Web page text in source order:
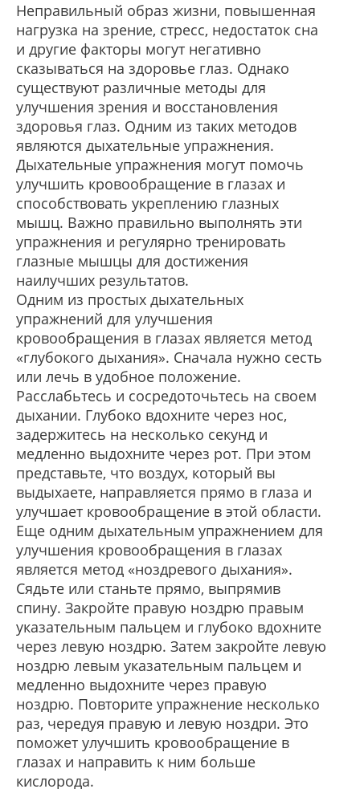
Неправильный образ жизни, повышенная
нагрузка на зрение, стресс, недостаток сна
и другие факторы могут негативно
сказываться на здоровье глаз. Однако
существуют различные методы для
улучшения зрения и восстановления
здоровья глаз. Одним из таких методов
являются дыхательные упражнения.
Дыхательные упражнения могут помочь
улучшить кровообращение в глазах и
способствовать укреплению глазных
мышц. Важно правильно выполнять эти
упражнения и регулярно тренировать
глазные мышцы для достижения
наилучших результатов.
Одним из простых дыхательных
упражнений для улучшения
кровообращения в глазах является метод
«глубокого дыхания». Сначала нужно сесть
или лечь в удобное положение.
Расслабьтесь и сосредоточьтесь на своем
дыхании. Глубоко вдохните через нос,
задержитесь на несколько секунд и
медленно выдохните через рот. При этом
представьте, что воздух, который вы
выдыхаете, направляется прямо в глаза и
улучшает кровообращение в этой области.
Еще одним дыхательным упражнением для
улучшения кровообращения в глазах
является метод «ноздревого дыхания».
Сядьте или станьте прямо, выпрямив
спину. Закройте правую ноздрю правым
указательным пальцем и глубоко вдохните
через левую ноздрю. Затем закройте левую
ноздрю левым указательным пальцем и
медленно выдохните через правую
ноздрю. Повторите упражнение несколько
раз, чередуя правую и левую ноздри. Это
поможет улучшить кровообращение в
глазах и направить к ним больше
кислорода.